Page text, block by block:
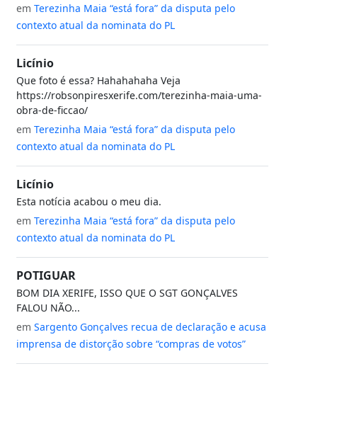
em Terezinha Maia “está fora” da disputa pelo
contexto atual da nominata do PL
Licínio
Que foto é essa? Hahahahaha Veja
https://robsonpiresxerife.com/terezinha-maia-uma-
obra-de-ficcao/
em Terezinha Maia “está fora” da disputa pelo
contexto atual da nominata do PL
Licínio
Esta notícia acabou o meu dia.
em Terezinha Maia “está fora” da disputa pelo
contexto atual da nominata do PL
POTIGUAR
BOM DIA XERIFE, ISSO QUE O SGT GONÇALVES
FALOU NÃO...
em Sargento Gonçalves recua de declaração e acusa
imprensa de distorção sobre “compras de votos”